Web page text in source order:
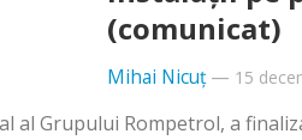
(comunicat)
Mihai Nicuț— 15
al Grupului Rompetrol, a